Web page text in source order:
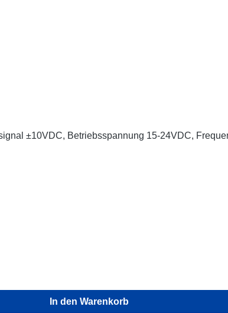
±10VDC, Betriebsspannung 15-24VDC,
In den Warenkorb